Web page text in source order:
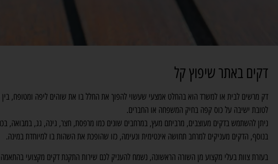
דקים באתר שיפוץ קל
דק מרשים לבית או למשרד הוא בהחלט אמצעי שעשוי להפוך את החלל בו את שוהים ליפה ומטופח, בין
לטובת ישיבה על כוס קפה בחיק המשפחה או החברים.
ניתן להשתמש בדקים מעוצבים, מרביתם מעץ, במרחבים שונים כמו מרפסת, חצר, גינה, גג, במבואה,
בנוסף, הדקים מעניקים למרחב תחושה אינטימית ונעימה, כזו שהופכת את השהות בו למיוחדת במינה.
בעזרת צוות בעלי מקצוע מן השורה הראשונה, נשמח להעניק לכם שירות התקנת דקים מקצועי בהתאמה